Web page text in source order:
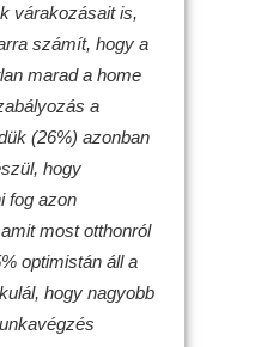
várakozásait is,
számít, hogy a
marad a home
a
(26%) azonban
hogy
fog azon
most otthonról
optimistán áll a
hogy nagyobb